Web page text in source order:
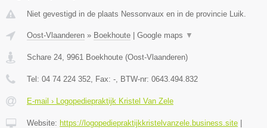
Niet gevestigd in de plaats Nessonvaux en in de provincie Luik.
Oost-Vlaanderen » Boekhoute | Google maps ▼
Schare 24 9961 Boekhoute (Oost-Vlaanderen)
Tel: 04 74 224 352 , Fax: - , BTW-nr: 0643.494.832
E-mail › Logopediepraktijk Kristel Van Zele
Website: https://logopediepraktijkkristelvanzele.business.site |